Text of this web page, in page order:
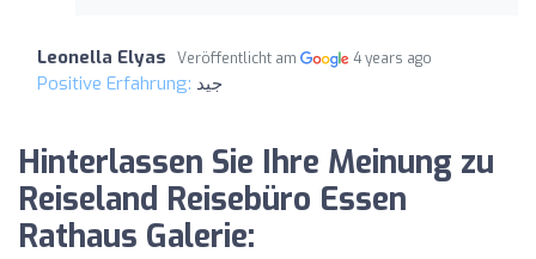
Leonella Elyas Veröffentlicht am 4 years ago
Positive Erfahrung: جيد
Hinterlassen Sie Ihre Meinung zu
Reiseland Reisebüro Essen
Rathaus Galerie: